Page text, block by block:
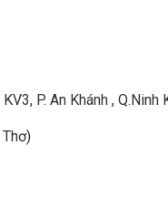
P. An Khánh , Q.Ninh